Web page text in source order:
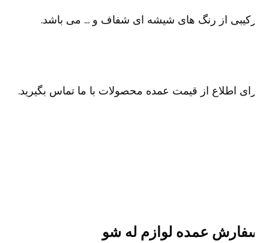
از رنگ های شیشه ای شفاف و … می باشد.
اطلاع از قیمت عمده محصولات با ما تماس بگیرید.
عمده لوازم له شو